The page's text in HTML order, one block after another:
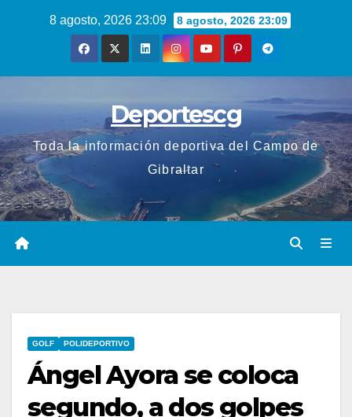
8 agosto, 2026 23:09 8 agosto, 2026 23:09
Deportescg
Toda la información deportiva del Campo de
Gibraltar
GOLF POLIDEPORTIVO
Ángel Ayora se coloca
segundo, a dos golpes